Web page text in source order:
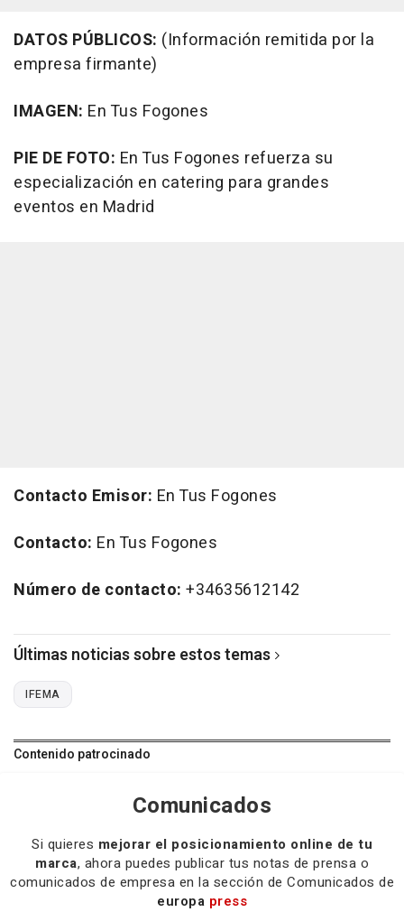
DATOS PÚBLICOS: (Información remitida por la
empresa firmante)
IMAGEN: En Tus Fogones
PIE DE FOTO: En Tus Fogones refuerza su
especialización en catering para grandes
eventos en Madrid
Contacto Emisor: En Tus Fogones
Contacto: En Tus Fogones
Número de contacto: +34635612142
Últimas noticias sobre estos temas
IFEMA
Contenido patrocinado
Comunicados
Si quieres mejorar el posicionamiento online de tu
marca, ahora puedes publicar tus notas de prensa o
comunicados de empresa en la sección de Comunicados de
europa press